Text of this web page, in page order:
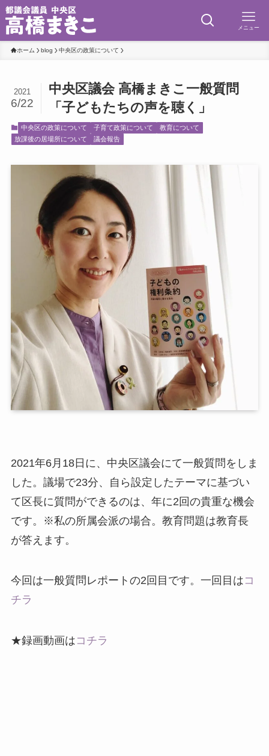
メニュー
ホーム blog 中央区の政策について
中央区議会 高橋まきこ一般質問
「子どもたちの声を聴く」
2021
6/22
中央区の政策について 子育て政策について
教育について
放課後の居場所について
議会報告
2021年6月18日に、中央区議会にて一般質問をしま
した。議場で23分、自ら設定したテーマに基づい
て区長に質問ができるのは、年に2回の貴重な機会
です。※私の所属会派の場合。教育問題は教育長
が答えます。
今回は一般質問レポートの2回目です。一回目は コ
チラ
★録画動画は コチラ